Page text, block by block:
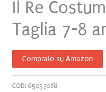
Il Re
Taglia 7-8
Compralo su Amazon
COD: 65057088